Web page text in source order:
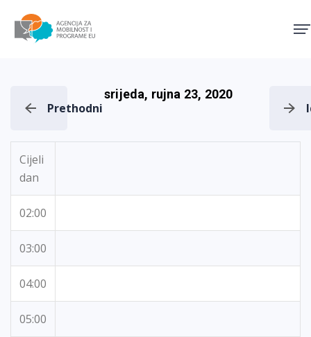
Prethodni
srijeda, rujna 23, 2020
Cijeli
dan
02:00
03:00
04:00
05:00